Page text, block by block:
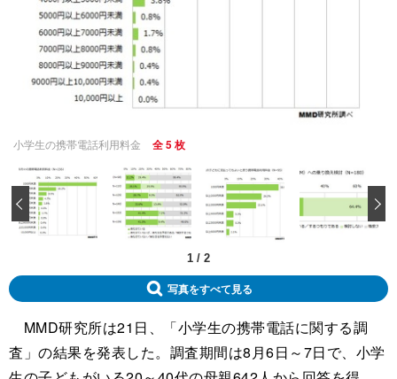
小学生の携帯電話利用料金 全 5 枚
1 / 2
‹
写真をすべて見る
MMD研究所は21日、「小学生の携帯電話に関する調
査」の結果を発表した。調査期間は8月6日～7日で、小学